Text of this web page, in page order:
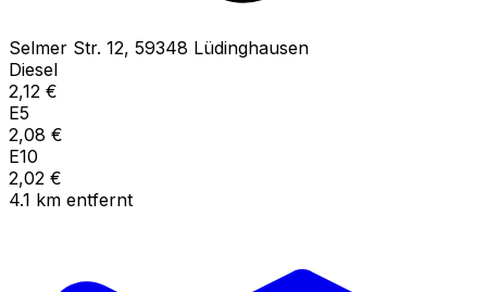
Selmer Str. 12, 59348 Lüdinghausen
Diesel
2,12 €
E5
2,08 €
E10
2,02 €
4.1 km entfernt